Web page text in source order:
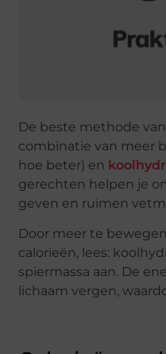
De beste methode
combinatie van meer
hoe beter) en
gerechten helpen je
geven en ruimen
Door meer te
calorieën, lees:
spiermassa aan. De
lichaam vergen,